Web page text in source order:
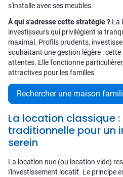
s'installe avec ses meubles.
À qui s'adresse cette stratégie ? La
investisseurs qui privilégient la
maximal. Profils prudents,
souhaitant une gestion légère :
attentes. Elle fonctionne
attractives pour les familles.
Rechercher une maison
La location classique
traditionnelle pour un
serein
La location nue (ou location vide)
l'investissement locatif. Le principe